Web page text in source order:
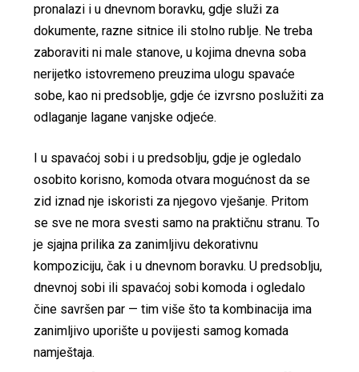
pronalazi i u dnevnom boravku, gdje služi za
dokumente, razne sitnice ili stolno rublje. Ne treba
zaboraviti ni male stanove, u kojima dnevna soba
nerijetko istovremeno preuzima ulogu spavaće
sobe, kao ni predsoblje, gdje će izvrsno poslužiti za
odlaganje lagane vanjske odjeće.
I u spavaćoj sobi i u predsoblju, gdje je ogledalo
osobito korisno, komoda otvara mogućnost da se
zid iznad nje iskoristi za njegovo vješanje. Pritom
se sve ne mora svesti samo na praktičnu stranu. To
je sjajna prilika za zanimljivu dekorativnu
kompoziciju, čak i u dnevnom boravku. U predsoblju,
dnevnoj sobi ili spavaćoj sobi komoda i ogledalo
čine savršen par — tim više što ta kombinacija ima
zanimljivo uporište u povijesti samog komada
namještaja.